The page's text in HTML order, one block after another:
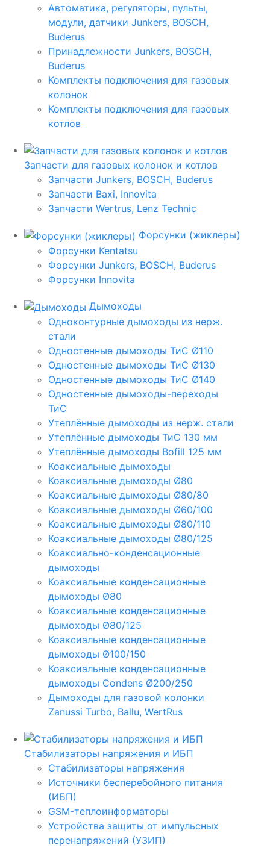
Автоматика, регуляторы, пульты,
модули, датчики Junkers, BOSCH,
Buderus
Принадлежности Junkers, BOSCH,
Buderus
Комплекты подключения для газовых
колонок
Комплекты подключения для газовых
котлов
Запчасти для газовых колонок и котлов
Запчасти Junkers, BOSCH, Buderus
Запчасти Baxi, Innovita
Запчасти Wertrus, Lenz Technic
Форсунки (жиклеры)
Форсунки Kentatsu
Форсунки Junkers, BOSCH, Buderus
Форсунки Innovita
Дымоходы
Одноконтурные дымоходы из нерж.
стали
Одностенные дымоходы ТиС Ø110
Одностенные дымоходы ТиС Ø130
Одностенные дымоходы ТиС Ø140
Одностенные дымоходы-переходы
ТиС
Утеплённые дымоходы из нерж. стали
Утеплённые дымоходы ТиС 130 мм
Утеплённые дымоходы Bofill 125 мм
Коаксиальные дымоходы
Коаксиальные дымоходы Ø80
Коаксиальные дымоходы Ø80/80
Коаксиальные дымоходы Ø60/100
Коаксиальные дымоходы Ø80/110
Коаксиальные дымоходы Ø80/125
Коаксиально-конденсационные
дымоходы
Коаксиальные конденсационные
дымоходы Ø80
Коаксиальные конденсационные
дымоходы Ø80/125
Коаксиальные конденсационные
дымоходы Ø100/150
Коаксиальные конденсационные
дымоходы Condens Ø200/250
Дымоходы для газовой колонки
Zanussi Turbo, Ballu, WertRus
Стабилизаторы напряжения и ИБП
Стабилизаторы напряжения
Источники бесперебойного питания
(ИБП)
GSM-теплоинформаторы
Устройства защиты от импульсных
перенапряжений (УЗИП)